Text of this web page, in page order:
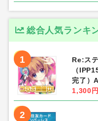
総合人気ランキ
1
Re:ス
（
完了）
1,300円
2